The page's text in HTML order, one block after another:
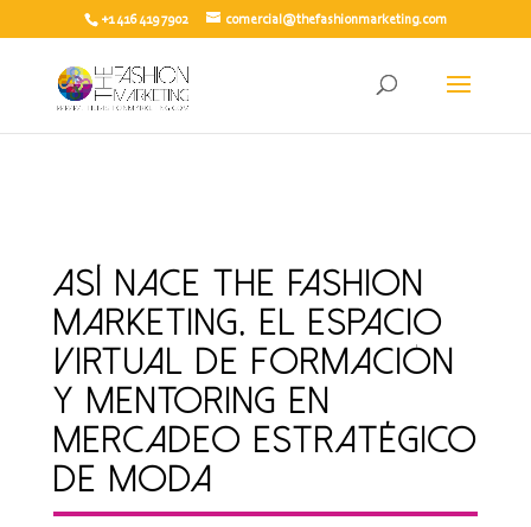
+1 416 419 7902 comercial@thefashionmarketing.com
Así nace The Fashion
Marketing, el espacio
virtual de formación
y mentoring en
mercadeo estratégico
de moda